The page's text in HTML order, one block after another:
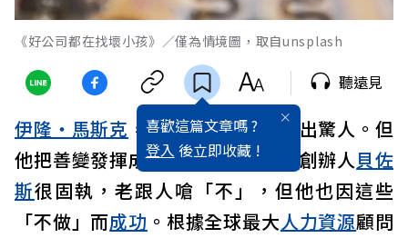
《好公司都在找壞小孩》／僅為情境圖，取自unsplash
喜歡這篇文章嗎 ?
登入 後立即收藏 !
聽遠見
伊隆・馬斯克 ，古怪、善變、還語出驚人。但
他把善變發揮成創意無限；亞馬遜 創辦人貝佐
斯很固執，老跟人嗆「不」，但他也因這些
「不做」而成功 。根據全球最大人力資源顧問